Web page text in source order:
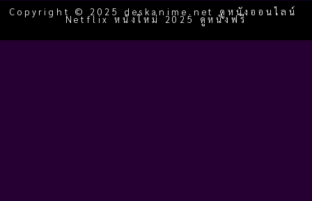
Copyright © 2025 deskanime.net ดูหนังออนไลน์
Netflix หนังใหม่ 2025 ดูหนังฟรี